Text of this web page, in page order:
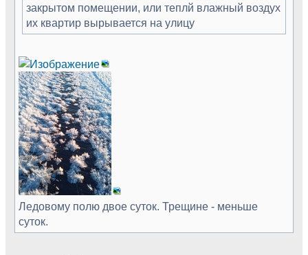
закрытом помещении, или теплй влажный воздух
их квартир вырывается на улицу
Ледовому полю двое суток. Трещине - меньше
суток.